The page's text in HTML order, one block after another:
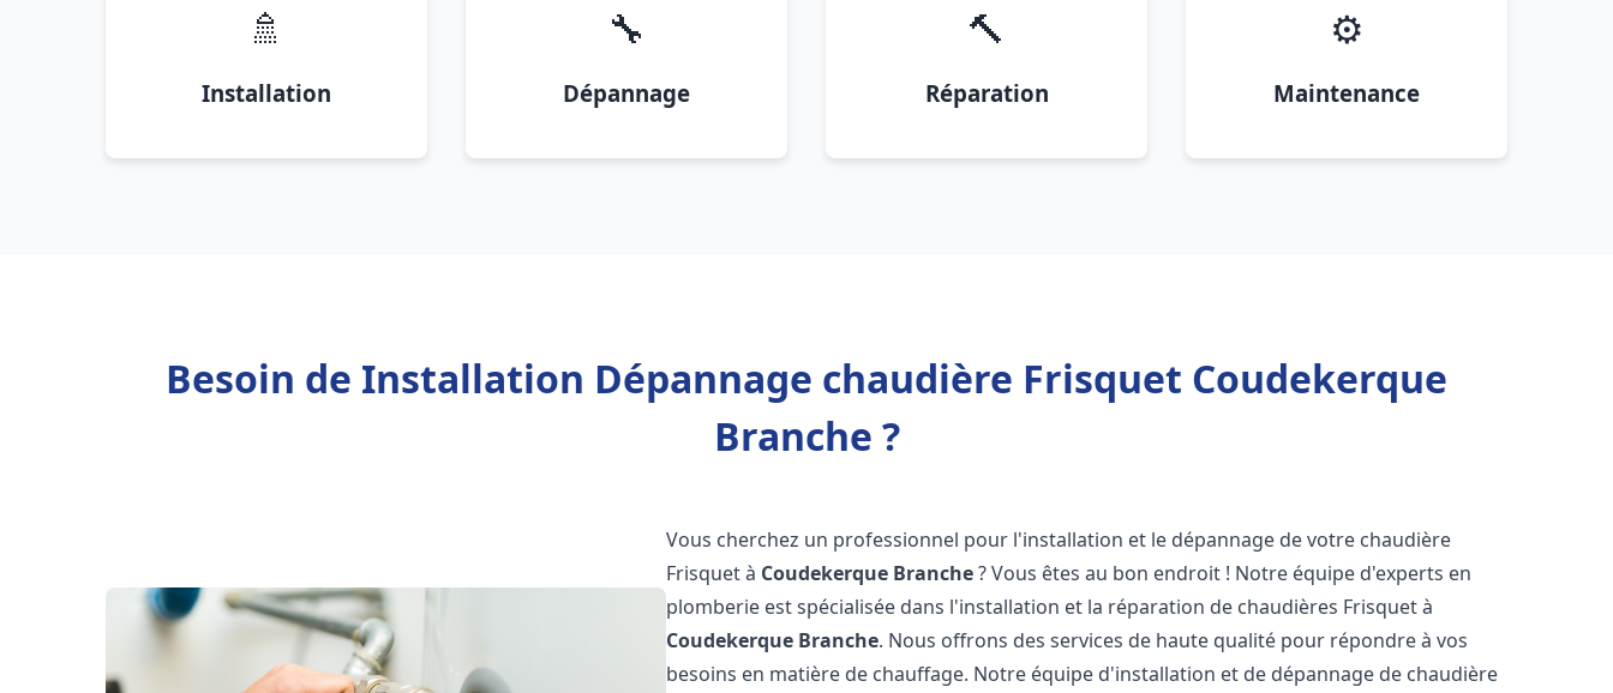
🚿
Installation
🔧
Dépannage
🔨
Réparation
⚙️
Maintenance
Besoin de Installation Dépannage chaudière Frisquet Coudekerque
Branche ?
Vous cherchez un professionnel pour l'installation et le dépannage de votre chaudière
Frisquet à Coudekerque Branche? Vous êtes au bon endroit ! Notre équipe d'experts en
plomberie est spécialisée dans l'installation et la réparation de chaudières Frisquet à
Coudekerque Branche. Nous offrons des services de haute qualité pour répondre à vos
besoins en matière de chauffage. Notre équipe d'installation et de dépannage de chaudière